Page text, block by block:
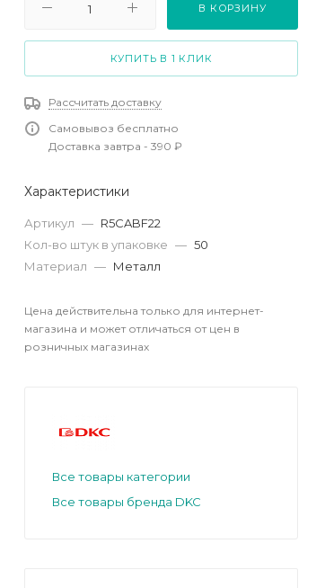
В КОРЗИНУ
КУПИТЬ В 1 КЛИК
Рассчитать доставку
Самовывоз бесплатно
Доставка завтра - 390 ₽
Характеристики
Артикул — R5CABF22
Кол-во штук в упаковке — 50
Материал — Металл
Цена действительна только для интернет-
магазина и может отличаться от цен в
розничных магазинах
Все товары категории
Все товары бренда DKC